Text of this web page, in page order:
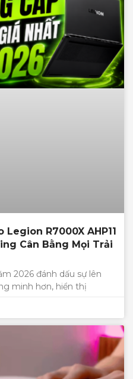
R7000X AHP11
Cân Bằng Mọi Trải
2026 đánh dấu sự lên
minh hơn, hiển thị